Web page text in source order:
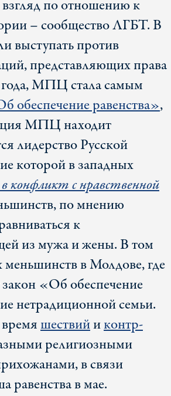
по отношению к
– сообщество ЛГБТ. В
выступать против
представляющих права
года, МПЦ стала самым
обеспечение равенства»,
МПЦ находит
лидерство Русской
которой в западных
конфликт с нравственной
по мнению
к
из мужа и жены. В том
меньшинств в Молдове, где
«Об обеспечение
нетрадиционной семьи.
шествийиконтр-
религиозными
в связи
равенства в мае.